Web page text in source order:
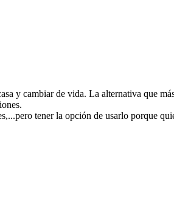
y cambiar de vida. La alternativa que
tener la opción de usarlo porque